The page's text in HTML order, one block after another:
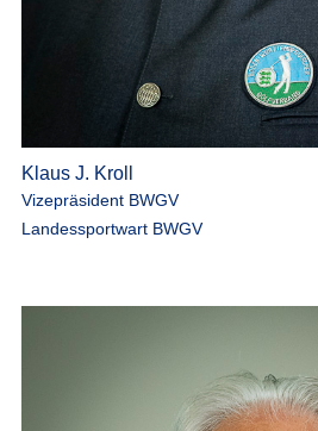
Klaus J. Kroll
Vizepräsident BWGV
Landessportwart BWGV